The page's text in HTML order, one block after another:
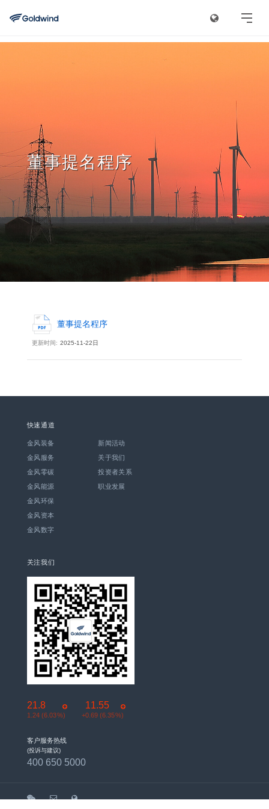
董事提名程序
投资者关系
董事提名程序
更新时间: 2025-11-22日
快速通道
金风装备
金风服务
金风零碳
金风能源
金风环保
金风资本
金风数字
新闻活动
关于我们
投资者关系
职业发展
关注我们
21.8
+1.24 (6.03%)
11.55
+0.69 (6.35%)
客户服务热线
(投诉与建议)
400 650 5000